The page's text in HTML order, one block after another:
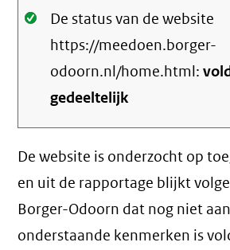
Oké.
De status van de website
https://meedoen.borger-
odoorn.nl/home.html:
gedeeltelijk
De website is onderzocht op
en uit de rapportage blijkt
Borger-Odoorn dat nog niet
onderstaande kenmerken is